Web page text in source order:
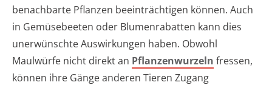
benachbarte Pflanzen beeinträchtigen können. Auch
in Gemüsebeeten oder Blumenrabatten kann dies
unerwünschte Auswirkungen haben. Obwohl
Maulwürfe nicht direkt an Pflanzenwurzeln fressen,
können ihre Gänge anderen Tieren Zugang